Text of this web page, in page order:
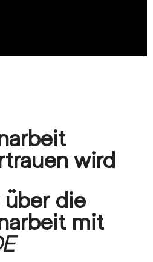
wird
über die
mit